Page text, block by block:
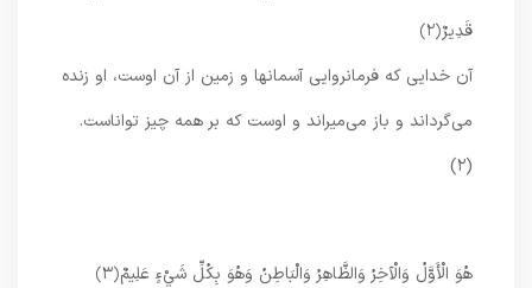
قَدِيرٌ﴿۲﴾
آن خدایی که فرمانروایی آسمانها و زمین از آن اوست، او زنده
می‌گرداند و باز می‌میراند و اوست که بر همه چیز تواناست.
(۲)
هُوَ الْأَوَّلُ وَالْآخِرُ وَالظَّاهِرُ وَالْبَاطِنُ وَهُوَ بِكُلِّ شَيْءٍ عَلِيمٌ﴿۳﴾